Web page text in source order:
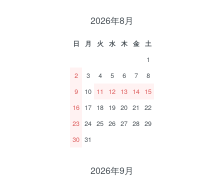
2026年8月
日 月 火 水 木 金
土
1
2
3 4 5 6 7
8
9
10 11 12 13 14 15
16 17 18 19 20 21
22
23 24 25 26 27 28 29
30 31
2026年9月